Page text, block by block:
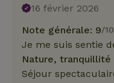
16 février 2026
Note générale: 9/10
Je me suis sentie
Nature, tranquillité
Séjour